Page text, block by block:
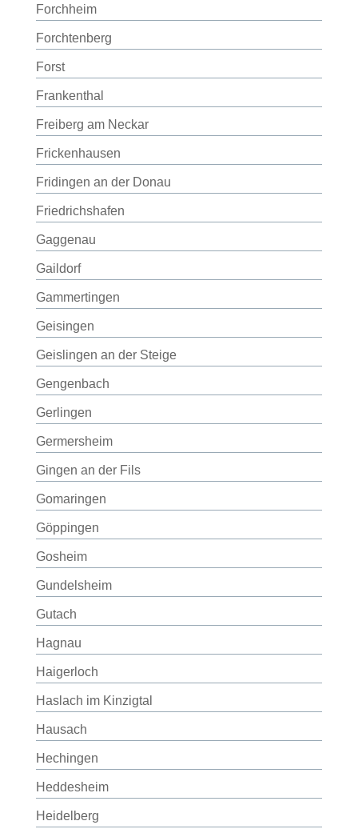
Forchheim
Forchtenberg
Forst
Frankenthal
Freiberg am Neckar
Frickenhausen
Fridingen an der Donau
Friedrichshafen
Gaggenau
Gaildorf
Gammertingen
Geisingen
Geislingen an der Steige
Gengenbach
Gerlingen
Germersheim
Gingen an der Fils
Gomaringen
Göppingen
Gosheim
Gundelsheim
Gutach
Hagnau
Haigerloch
Haslach im Kinzigtal
Hausach
Hechingen
Heddesheim
Heidelberg